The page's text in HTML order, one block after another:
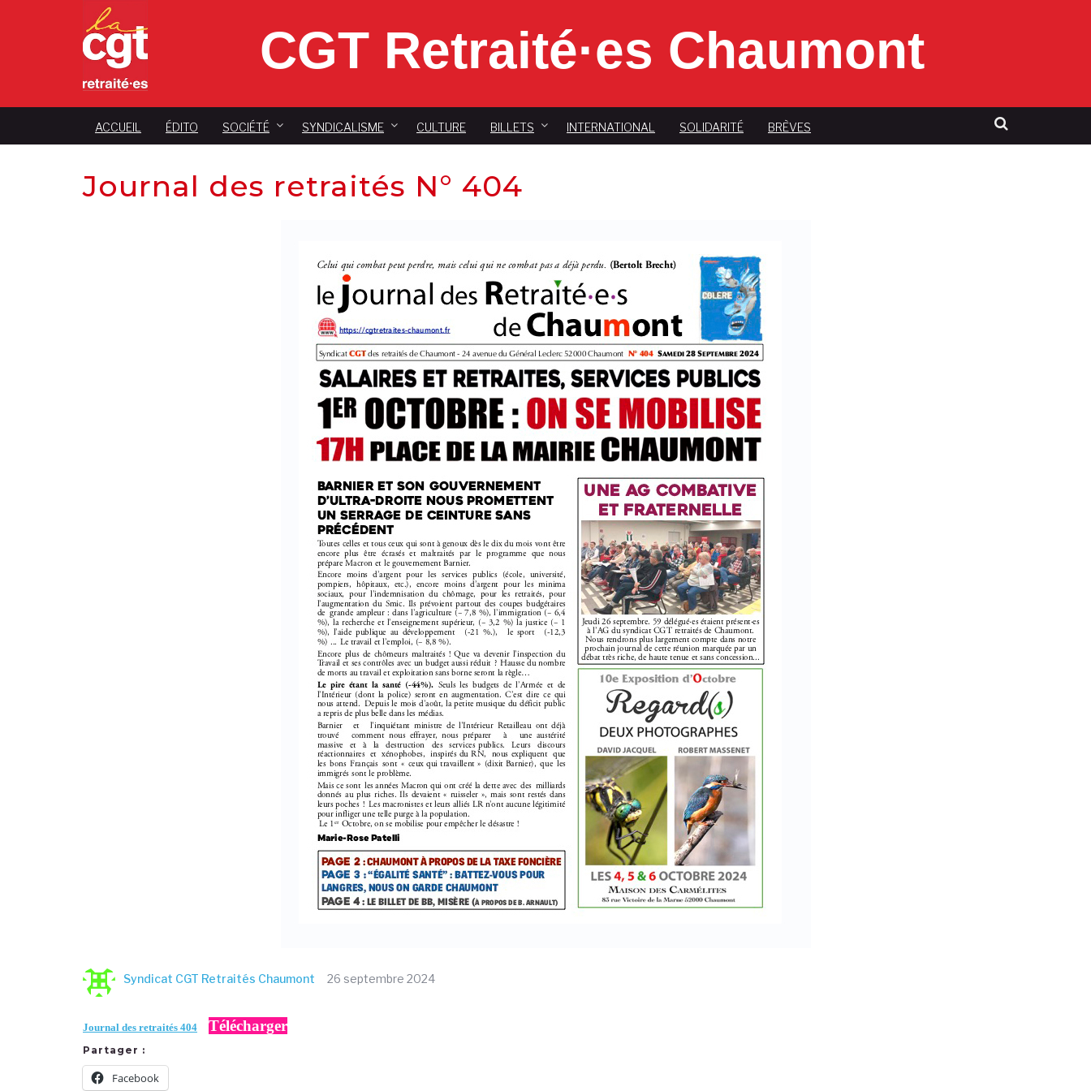
CGT Retraité·es Chaumont
ACCUEIL ÉDITO SOCIÉTÉ SYNDICALISME CULTURE BILLETS INTERNATIONAL SOLIDARITÉ BRÈVES
Journal des retraités N° 404
Syndicat CGT Retraités Chaumont 26 septembre 2024
Journal des retraités 404 Télécharger
Partager :
Facebook